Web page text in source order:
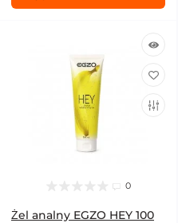
0
Żel analny EGZO HEY 100